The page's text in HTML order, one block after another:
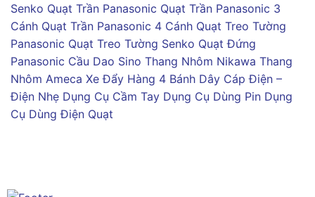
Senko Quạt Trần Panasonic Quạt Trần Panasonic 3
Cánh Quạt Trần Panasonic 4 Cánh Quạt Treo Tường
Panasonic Quạt Treo Tường Senko Quạt Đứng
Panasonic Cầu Dao Sino Thang Nhôm Nikawa Thang
Nhôm Ameca Xe Đẩy Hàng 4 Bánh Dây Cáp Điện –
Điện Nhẹ Dụng Cụ Cầm Tay Dụng Cụ Dùng Pin Dụng
Cụ Dùng Điện Quạt